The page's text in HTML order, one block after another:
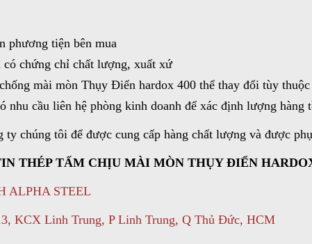
phương tiện bên mua
có chứng chỉ chất lượng, xuất xứ
mài mòn Thụy Điển hardox 400 thể thay đổi tùy
nhu cầu liên hệ phòng kinh doanh để xác định lượng
ty chúng tôi để được cung cấp hàng chất lượng và được
THÉP TẤM CHỊU MÀI MÒN THỤY ĐIỂN
ALPHA STEEL
KCX Linh Trung, P Linh Trung, Q Thủ Đức, HCM